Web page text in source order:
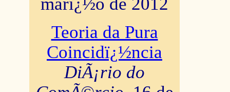
Teoria da Pura
Coincidï¿½ncia
DiÃ¡rio do